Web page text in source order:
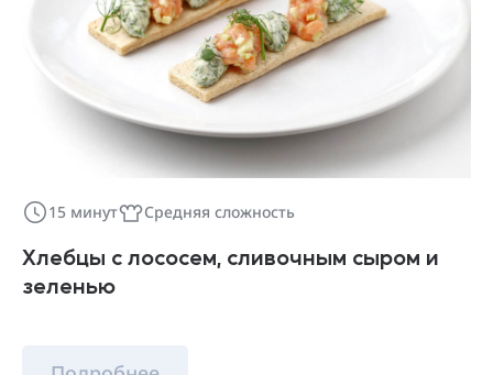
15 минут Средняя сложность
Хлебцы с лососем, сливочным сыром и
зеленью